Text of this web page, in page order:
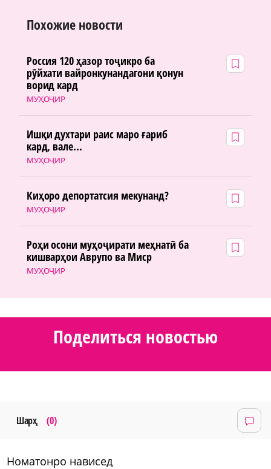
Похожие новости
МУҲОҶИР
Россия 120 ҳазор тоҷикро ба
рӯйхати вайронкунандагони қонун
ворид кард
МУҲОҶИР
Ишқи духтари раис маро ғариб
кард, вале...
МУҲОҶИР
Киҳоро депортатсия мекунанд?
МУҲОҶИР
Роҳи осони муҳоҷирати меҳнатӣ ба
кишварҳои Аврупо ва Миср
Поделиться новостью
Шарҳ (0)
номатонро нависед